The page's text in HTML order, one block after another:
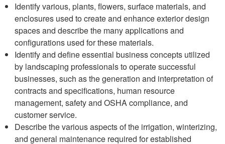
Identify various, plants, flowers, surface materials, and
enclosures used to create and enhance exterior design
spaces and describe the many applications and
configurations used for these materials.
Identify and define essential business concepts utilized
by landscaping professionals to operate successful
businesses, such as the generation and interpretation of
contracts and specifications, human resource
management, safety and OSHA compliance, and
customer service.
Describe the various aspects of the irrigation, winterizing,
and general maintenance required for established